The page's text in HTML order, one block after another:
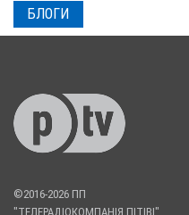
БЛОГИ
©2016-2026 ПП
"ТЕЛЕРАДІОКОМПАНІЯ ПІТІВІ".